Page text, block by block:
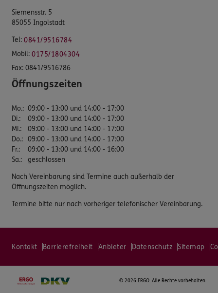
Siemensstr. 5
85055 Ingolstadt
Tel: 0841/9516784
Mobil: 0175/1804304
Fax: 0841/9516786
Öffnungszeiten
Mo.: 09:00 - 13:00 und 14:00 - 17:00
Di.:
09:00 - 13:00 und 14:00 - 17:00
Mi.:
09:00 - 13:00 und 14:00 - 17:00
Do.: 09:00 - 13:00 und 14:00 - 17:00
Fr.:
09:00 - 13:00 und 14:00 - 16:00
Sa.: geschlossen
Nach Vereinbarung sind Termine auch außerhalb der
Öffnungszeiten möglich.
Termine bitte nur nach vorheriger telefonischer Vereinbarung.
Kontakt Barrierefreiheit Anbieter Datenschutz Sitemap
© 2026 ERGO. Alle Rechte vorbehalten.